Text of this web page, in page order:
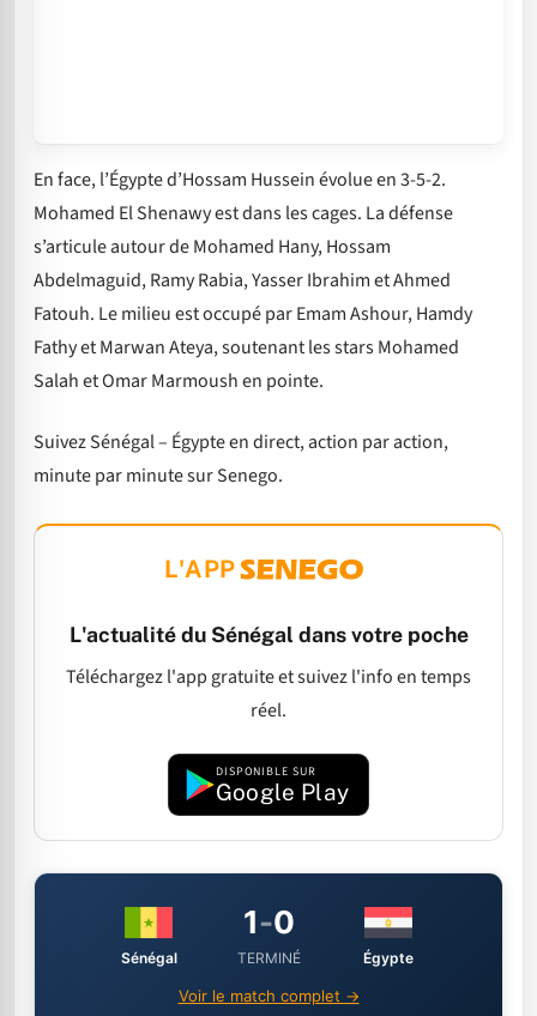
En face, l’Égypte d’Hossam Hussein évolue en 3-5-2.
Mohamed El Shenawy est dans les cages. La défense
s’articule autour de Mohamed Hany, Hossam
Abdelmaguid, Ramy Rabia, Yasser Ibrahim et Ahmed
Fatouh. Le milieu est occupé par Emam Ashour, Hamdy
Fathy et Marwan Ateya, soutenant les stars Mohamed
Salah et Omar Marmoush en pointe.
Suivez Sénégal – Égypte en direct, action par action,
minute par minute sur Senego.
L'APP
L'actualité du Sénégal dans votre poche
Téléchargez l'app gratuite et suivez l'info en temps
réel.
DISPONIBLE SUR
Google Play
Sénégal
1-0
TERMINÉ Égypte
Voir le match complet →